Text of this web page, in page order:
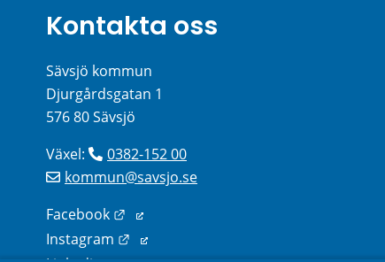
Kontakta oss
Sävsjö kommun
Djurgårdsgatan 1
576 80 Sävsjö
Växel:
0382-152 00
kommun@savsjo.se
Facebook
Länk till annan webbplats.
Instagram
Länk till annan webbplats.